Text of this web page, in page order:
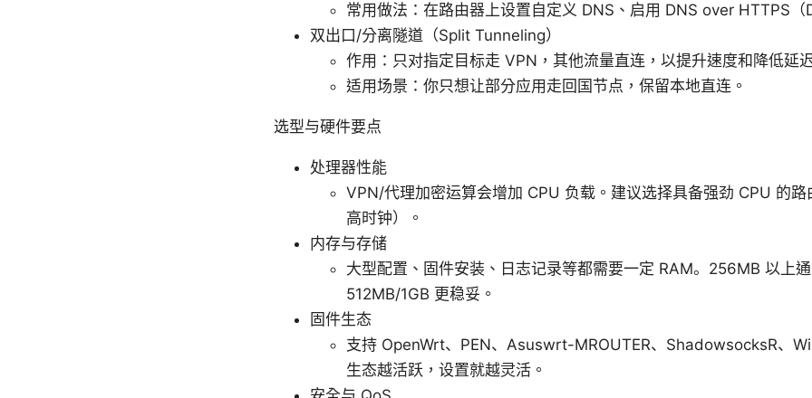
常用做法：在路由器上设置自定义 DNS、启用 DNS over HTTPS（
双出口/分离隧道（Split Tunneling）
作用：只对指定目标走 VPN，其他流量直连，以提升速度和降低延
适用场景：你只想让部分应用走回国节点，保留本地直连。
选型与硬件要点
处理器性能
VPN/代理加密运算会增加 CPU 负载。建议选择具备强劲 CPU 的路
高时钟）。
内存与存储
大型配置、固件安装、日志记录等都需要一定 RAM。256MB 以上通
512MB/1GB 更稳妥。
固件生态
支持 OpenWrt、PEN、Asuswrt-MROUTER、ShadowsocksR、
生态越活跃，设置就越灵活。